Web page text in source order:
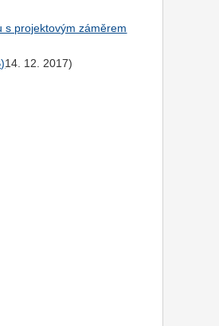
s projektovým záměrem
14. 12. 2017)